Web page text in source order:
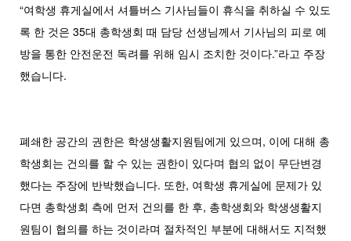
“여학생 휴게실에서 셔틀버스 기사님들이 휴식을 취하실 수 있도
록 한 것은 35대 총학생회 때 담당 선생님께서 기사님의 피로 예
방을 통한 안전운전 독려를 위해 임시 조치한 것이다.”라고 주장
했습니다.
폐쇄한 공간의 권한은 학생생활지원팀에게 있으며, 이에 대해 총
학생회는 건의를 할 수 있는 권한이 있다며 협의 없이 무단변경
했다는 주장에 반박했습니다. 또한, 여학생 휴게실에 문제가 있
다면 총학생회 측에 먼저 건의를 한 후, 총학생회와 학생생활지
원팀이 협의를 하는 것이라며 절차적인 부분에 대해서도 지적했